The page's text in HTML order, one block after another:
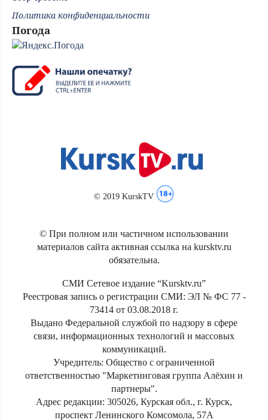
Политика конфиденциальности
Погода
© 2019 KurskTV
© При полном или частичном использовании
материалов сайта активная ссылка на kursktv.ru
обязательна.
СМИ Сетевое издание “Kursktv.ru”
Реестровая запись о регистрации СМИ: ЭЛ № ФС 77 -
73414 от 03.08.2018 г.
Выдано Федеральной службой по надзору в сфере
связи, информационных технологий и массовых
коммуникаций.
Учредитель: Общество с ограниченной
ответственностью "Маркетинговая группа Алёхин и
партнеры".
Адрес редакции: 305026, Курская обл., г. Курск,
проспект Ленинского Комсомола, 57А